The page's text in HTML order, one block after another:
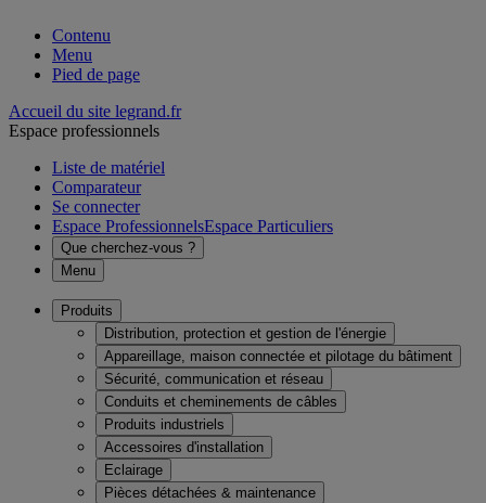
Contenu
Menu
Pied de page
Accueil du site legrand.fr
Espace professionnels
Liste de matériel
Comparateur
Se connecter
Espace ProfessionnelsEspace Particuliers
Que cherchez-vous ?
Menu
Produits
Distribution, protection et gestion de l'énergie
Appareillage, maison connectée et pilotage du bâtiment
Sécurité, communication et réseau
Conduits et cheminements de câbles
Produits industriels
Accessoires d'installation
Eclairage
Pièces détachées & maintenance